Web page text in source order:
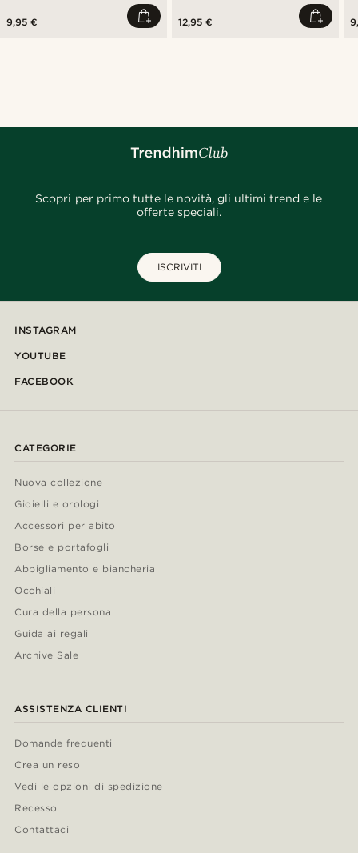
9,95 € 12,95 €
Scopri per primo tutte le novità, gli ultimi trend e le
offerte speciali.
ISCRIVITI
INSTAGRAM
YOUTUBE
FACEBOOK
CATEGORIE
Nuova collezione
Gioielli e orologi
Accessori per abito
Borse e portafogli
Abbigliamento e biancheria
Occhiali
Cura della persona
Guida ai regali
Archive Sale
ASSISTENZA CLIENTI
Domande frequenti
Crea un reso
Vedi le opzioni di spedizione
Recesso
Contattaci